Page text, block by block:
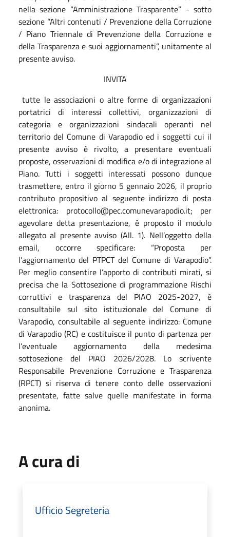
nella sezione “Amministrazione Trasparente” - sotto
sezione “Altri contenuti / Prevenzione della Corruzione
/ Piano Triennale di Prevenzione della Corruzione e
della Trasparenza e suoi aggiornamenti”, unitamente al
presente avviso.
INVITA
tutte le associazioni o altre forme di organizzazioni
portatrici di interessi collettivi, organizzazioni di
categoria e organizzazioni sindacali operanti nel
territorio del Comune di Varapodio ed i soggetti cui il
presente avviso è rivolto, a presentare eventuali
proposte, osservazioni di modifica e/o di integrazione al
Piano. Tutti i soggetti interessati possono dunque
trasmettere, entro il giorno 5 gennaio 2026, il proprio
contributo propositivo al seguente indirizzo di posta
elettronica: protocollo@pec.comunevarapodio.it; per
agevolare detta presentazione, è proposto il modulo
allegato al presente avviso (All. 1). Nell’oggetto della
email, occorre specificare: “Proposta per
l’aggiornamento del PTPCT del Comune di Varapodio”.
Per meglio consentire l’apporto di contributi mirati, si
precisa che la Sottosezione di programmazione Rischi
corruttivi e trasparenza del PIAO 2025-2027, è
consultabile sul sito istituzionale del Comune di
Varapodio, consultabile al seguente indirizzo: Comune
di Varapodio (RC) e costituisce il punto di partenza per
l’eventuale aggiornamento della medesima
sottosezione del PIAO 2026/2028. Lo scrivente
Responsabile Prevenzione Corruzione e Trasparenza
(RPCT) si riserva di tenere conto delle osservazioni
presentate, fatte salve quelle manifestate in forma
anonima.
A cura di
Ufficio Segreteria